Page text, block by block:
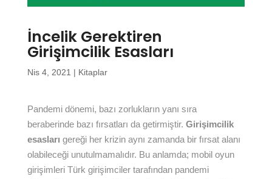
İncelik Gerektiren
Girişimcilik Esasları
Nis 4, 2021 | Kitaplar
Pandemi dönemi, bazı zorlukların yanı sıra
beraberinde bazı fırsatları da getirmiştir. Girişimcilik
esasları gereği her krizin aynı zamanda bir fırsat alanı
olabileceği unutulmamalıdır. Bu anlamda; mobil oyun
girişimleri Türk girişimciler tarafından pandemi